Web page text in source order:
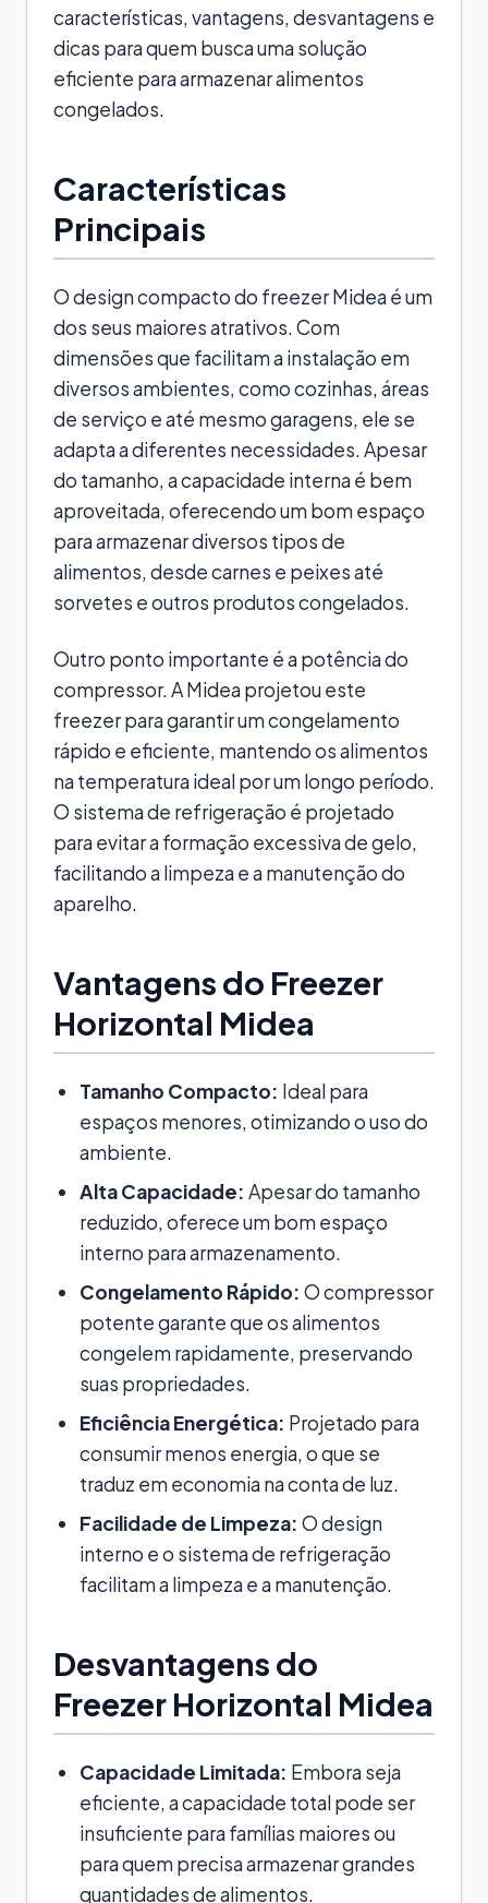
características, vantagens, desvantagens e
dicas para quem busca uma solução
eficiente para armazenar alimentos
congelados.
Características
Principais
O design compacto do freezer Midea é um
dos seus maiores atrativos. Com
dimensões que facilitam a instalação em
diversos ambientes, como cozinhas, áreas
de serviço e até mesmo garagens, ele se
adapta a diferentes necessidades. Apesar
do tamanho, a capacidade interna é bem
aproveitada, oferecendo um bom espaço
para armazenar diversos tipos de
alimentos, desde carnes e peixes até
sorvetes e outros produtos congelados.
Outro ponto importante é a potência do
compressor. A Midea projetou este
freezer para garantir um congelamento
rápido e eficiente, mantendo os alimentos
na temperatura ideal por um longo período.
O sistema de refrigeração é projetado
para evitar a formação excessiva de gelo,
facilitando a limpeza e a manutenção do
aparelho.
Vantagens do Freezer
Horizontal Midea
Tamanho Compacto: Ideal para
espaços menores, otimizando o uso do
ambiente.
Alta Capacidade: Apesar do tamanho
reduzido, oferece um bom espaço
interno para armazenamento.
Congelamento Rápido: O compressor
potente garante que os alimentos
congelem rapidamente, preservando
suas propriedades.
Eficiência Energética: Projetado para
consumir menos energia, o que se
traduz em economia na conta de luz.
Facilidade de Limpeza: O design
interno e o sistema de refrigeração
facilitam a limpeza e a manutenção.
Desvantagens do
Freezer Horizontal Midea
Capacidade Limitada: Embora seja
eficiente, a capacidade total pode ser
insuficiente para famílias maiores ou
para quem precisa armazenar grandes
quantidades de alimentos.